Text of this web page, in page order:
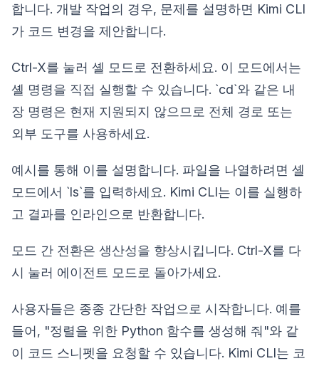
합니다. 개발 작업의 경우, 문제를 설명하면 Kimi CLI
가 코드 변경을 제안합니다.
Ctrl-X를 눌러 셸 모드로 전환하세요. 이 모드에서는
셸 명령을 직접 실행할 수 있습니다. `cd`와 같은 내
장 명령은 현재 지원되지 않으므로 전체 경로 또는
외부 도구를 사용하세요.
예시를 통해 이를 설명합니다. 파일을 나열하려면 셸
모드에서 `ls`를 입력하세요. Kimi CLI는 이를 실행하
고 결과를 인라인으로 반환합니다.
모드 간 전환은 생산성을 향상시킵니다. Ctrl-X를 다
시 눌러 에이전트 모드로 돌아가세요.
사용자들은 종종 간단한 작업으로 시작합니다. 예를
들어, "정렬을 위한 Python 함수를 생성해 줘"와 같
이 코드 스니펫을 요청할 수 있습니다. Kimi CLI는 코